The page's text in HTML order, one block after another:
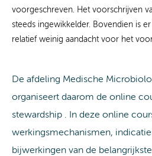
voorgeschreven. Het voorschrijven
steeds ingewikkelder. Bovendien is
relatief weinig aandacht voor het
De afdeling Medische
organiseert daarom de online
stewardship . In deze online
werkingsmechanismen,
bijwerkingen van de